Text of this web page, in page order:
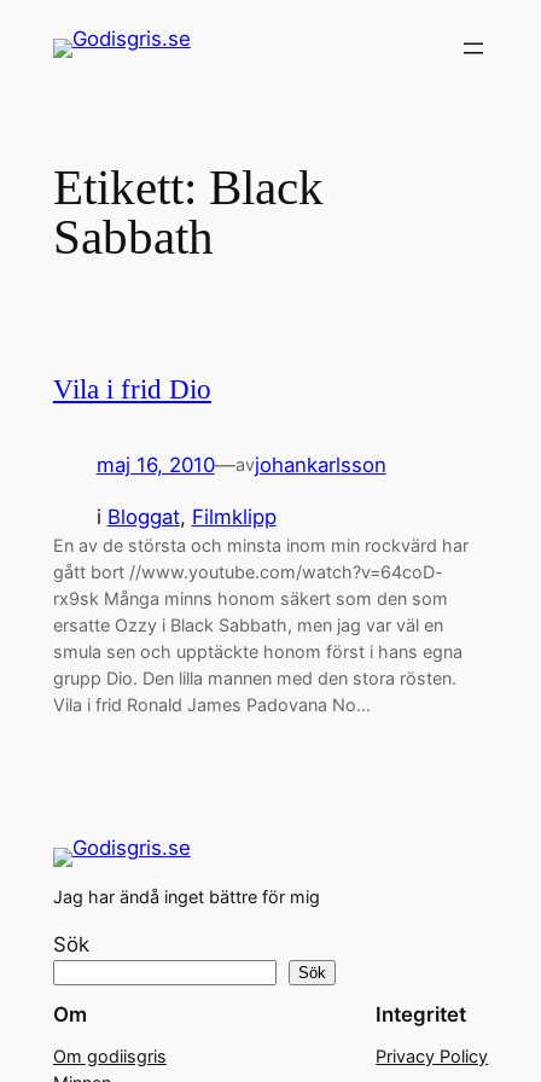
Etikett: Black
Sabbath
Vila i frid Dio
maj 16, 2010—avjohankarlsson
i Bloggat, Filmklipp
En av de största och minsta inom min rockvärd har
gått bort //www.youtube.com/watch?v=64coD-
rx9sk Många minns honom säkert som den som
ersatte Ozzy i Black Sabbath, men jag var väl en
smula sen och upptäckte honom först i hans egna
grupp Dio. Den lilla mannen med den stora rösten.
Vila i frid Ronald James Padovana No…
Jag har ändå inget bättre för mig
Sök
Sök
Om
Om godiisgris
Integritet
Privacy Policy